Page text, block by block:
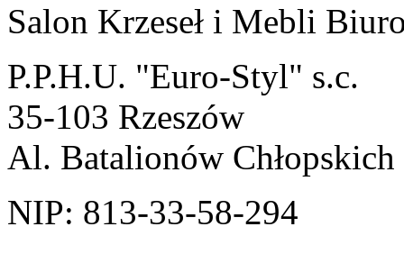
Salon Krzeseł i Mebli
P.P.H.U. "Euro-Styl" s.c.
35-103 Rzeszów
Al. Batalionów
NIP: 813-33-58-294